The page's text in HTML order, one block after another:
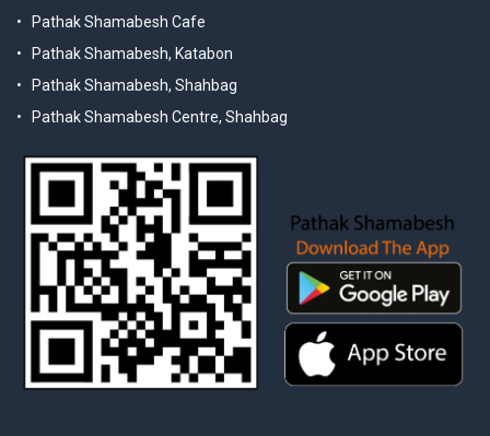
Pathak Shamabesh Cafe
Pathak Shamabesh, Katabon
Pathak Shamabesh, Shahbag
Pathak Shamabesh Centre, Shahbag